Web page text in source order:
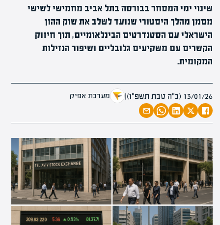
שינוי ימי המסחר בבורסה בתל אביב מחמישי לשישי
מסמן מהלך היסטורי שנועד לשלב את שוק ההון
הישראלי עם הסטנדרטים הבינלאומיים, תוך חיזוק
הקשרים עם משקיעים גלובליים ושיפור הנזילות
המקומית.
13/01/26 (כ״ה טבת תשפ״ו) | מערכת אפיק